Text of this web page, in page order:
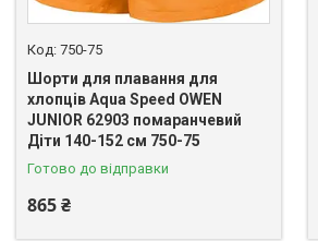
750-75
Шорти для плавання для
хлопців Aqua Speed OWEN
JUNIOR 62903 помаранчевий
Діти 140-152 см 750-75
Готово до відправки
865 ₴